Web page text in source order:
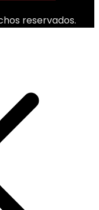
reservados.